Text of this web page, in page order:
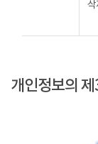
삭
개인정보의